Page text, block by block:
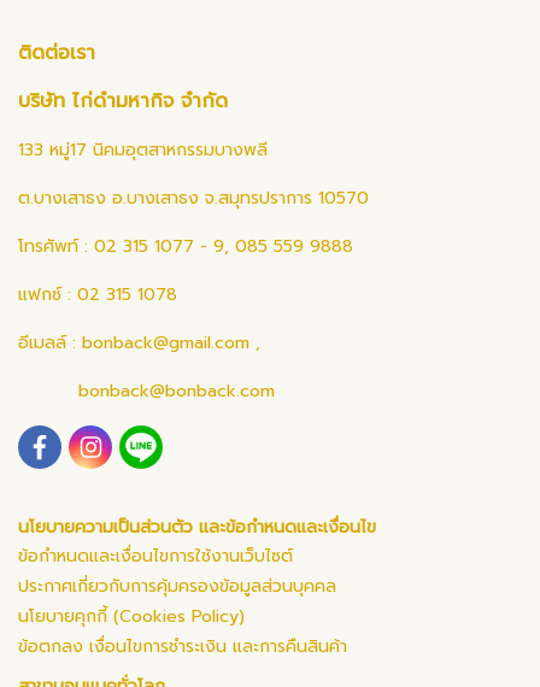
ติดต่อเรา
บริษัท ไก่ดำมหากิจ จำกัด
133 หมู่17 นิคมอุตสาหกรรมบางพลี
ต.บางเสาธง อ.บางเสาธง จ.สมุทรปราการ 10570
โทรศัพท์ : 02 315 1077 - 9, 085 559 9888
แฟกซ์ : 02 315 1078
อีเมลล์ : bonback@gmail.com ,
bonback@bonback.com
นโยบายความเป็นส่วนตัว และข้อกำหนดและเงื่อนไข
ข้อกำหนดและเงื่อนไขการใช้งานเว็บไซต์
ประกาศเกี่ยวกับการคุ้มครองข้อมูลส่วนบุคคล
นโยบายคุกกี้ (Cookies Policy)
ข้อตกลง เงื่อนไขการชำระเงิน และการคืนสินค้า